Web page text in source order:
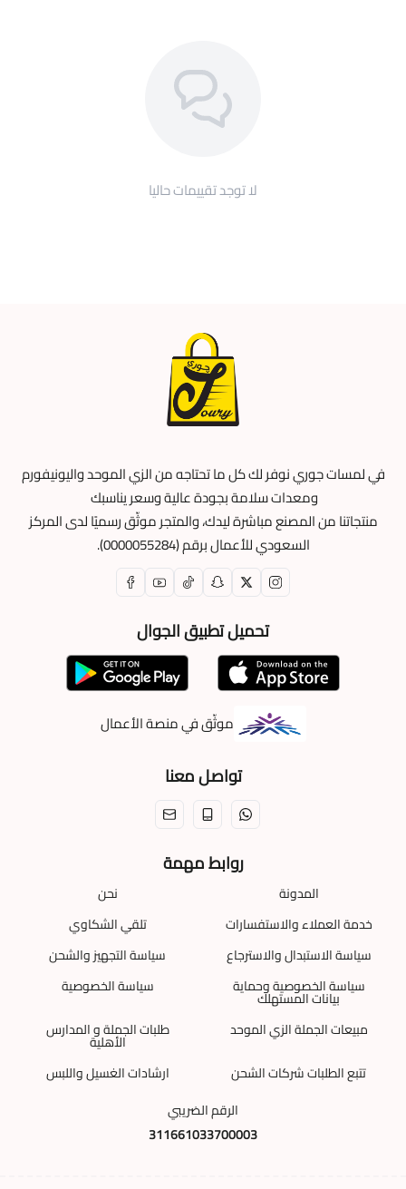
لا توجد تقييمات حاليا
في لمسات جوري نوفر لك كل ما تحتاجه من الزي الموحد واليونيفورم
ومعدات سلامة بجودة عالية وسعر يناسبك
منتجاتنا من المصنع مباشرة ليدك، والمتجر موثّق رسميًا لدى المركز
السعودي للأعمال برقم (0000055284).
تحميل تطبيق الجوال
موثّق في منصة الأعمال
تواصل معنا
روابط مهمة
المدونة
نحن
خدمة العملاء والاستفسارات
تلقي الشكاوي
سياسة الاستبدال والاسترجاع
سياسة التجهيز والشحن
سياسة الخصوصية وحماية
بيانات المستهلك
سياسة الخصوصية
مبيعات الجملة الزي الموحد
طلبات الجملة و المدارس
الأهلية
تتبع الطلبات شركات الشحن
ارشادات الغسيل واللبس
الرقم الضريبي
311661033700003